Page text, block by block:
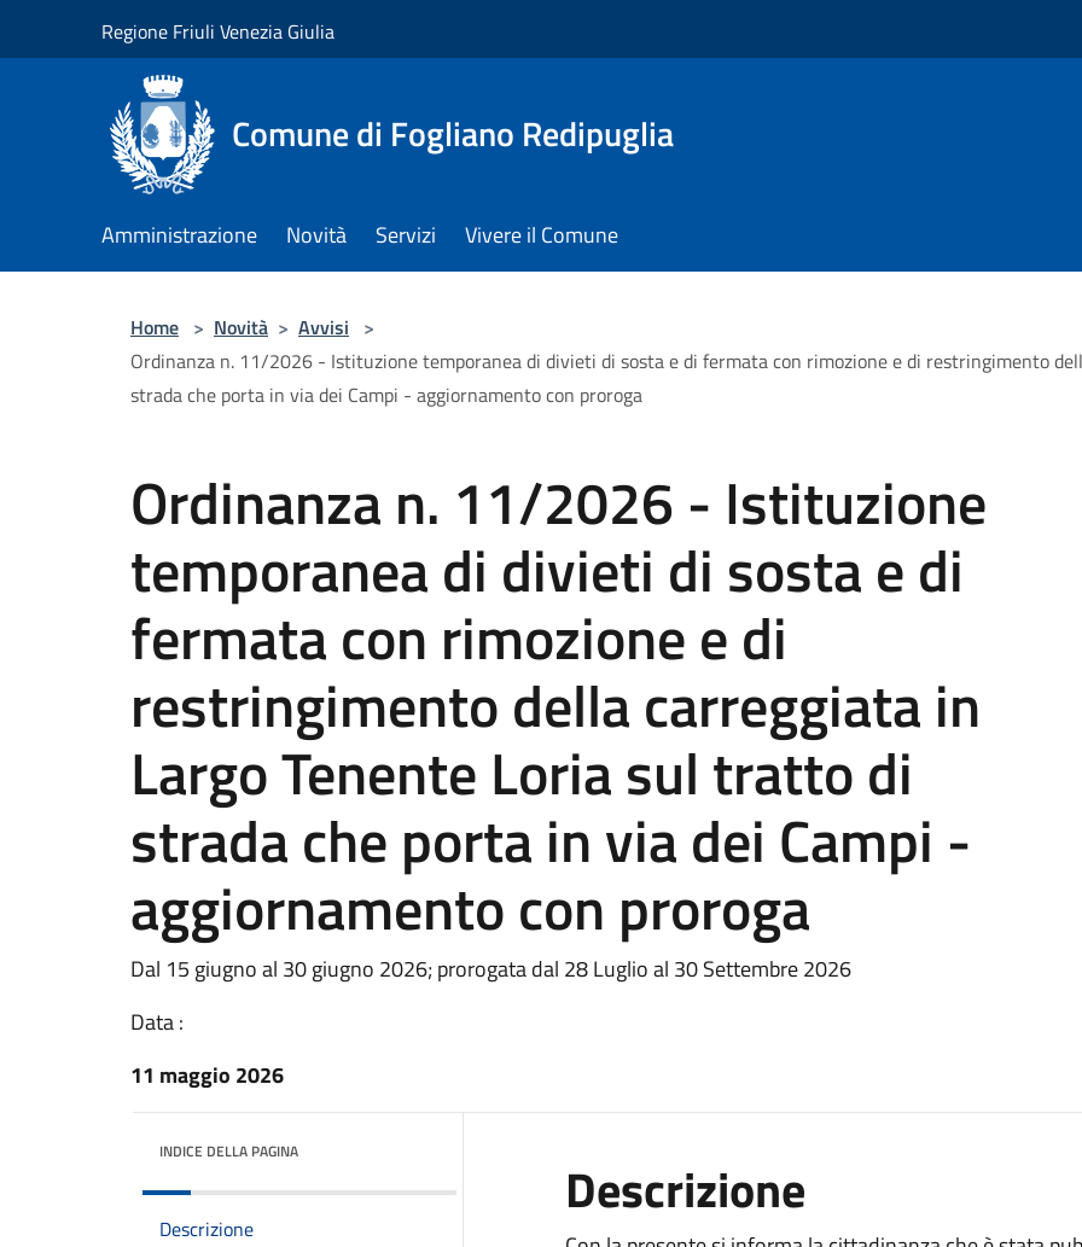
Regione Friuli Venezia Giulia
Comune di Fogliano Redipuglia
Amministrazione Novità Servizi Vivere il Comune
Home > Novità > Avvisi >
Ordinanza n. 11/2026 - Istituzione temporanea di divieti di sosta e di fermata con rimozione e di restringimento
strada che porta in via dei Campi - aggiornamento con proroga
Ordinanza n. 11/2026 - Istituzione
temporanea di divieti di sosta e di
fermata con rimozione e di
restringimento della carreggiata in
Largo Tenente Loria sul tratto di
strada che porta in via dei Campi -
aggiornamento con proroga
Dal 15 giugno al 30 giugno 2026; prorogata dal 28 Luglio al 30 Settembre 2026
Data :
11 maggio 2026
INDICE DELLA PAGINA
Descrizione
Descrizione